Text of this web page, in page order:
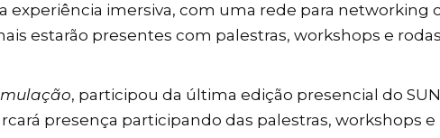
imersiva, com uma rede para networking
estarão presentes com palestras, workshops e
, participou da última edição presencial do
presença participando das palestras, workshops e